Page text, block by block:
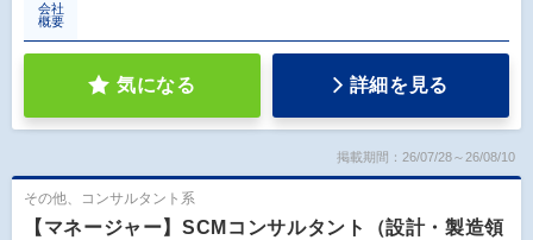
会社
概要
気になる 詳細を見る
掲載期間：26/07/28～26/08/10
その他、コンサルタント系
【マネージャー】SCMコンサルタント（設計・製造領